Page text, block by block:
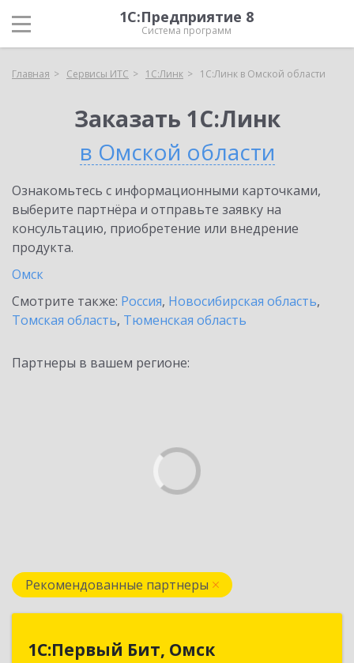
1С:Предприятие 8
Система программ
Главная Сервисы ИТС 1С:Линк 1С:Линк в Омской области
Заказать 1С:Линк
в Омской области
Ознакомьтесь с информационными карточками,
выберите партнёра и отправьте заявку на
консультацию, приобретение или внедрение
продукта.
Омск
Смотрите также: Россия, Новосибирская область,
Томская область, Тюменская область
Партнеры в вашем регионе:
Рекомендованные партнеры
1С:Первый Бит, Омск